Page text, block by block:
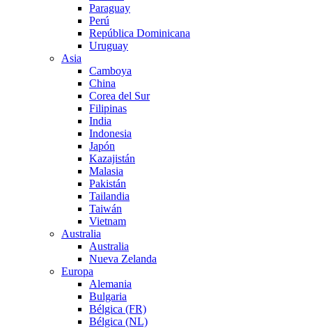
Paraguay
Perú
República Dominicana
Uruguay
Asia
Camboya
China
Corea del Sur
Filipinas
India
Indonesia
Japón
Kazajistán
Malasia
Pakistán
Tailandia
Taiwán
Vietnam
Australia
Australia
Nueva Zelanda
Europa
Alemania
Bulgaria
Bélgica (FR)
Bélgica (NL)